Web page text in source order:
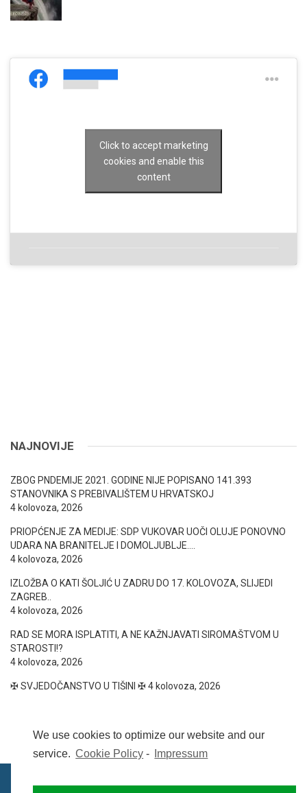
We use cookies to optimize our website and our
service. Cookie Policy - Impressum
Click to accept marketing
cookies and enable this
content
NAJNOVIJE
ZBOG PNDEMIJE 2021. GODINE NIJE POPISANO 141.393
STANOVNIKA S PREBIVALIŠTEM U HRVATSKOJ
4 kolovoza, 2026
PRIOPĆENJE ZA MEDIJE: SDP VUKOVAR UOČI OLUJE PONOVNO
UDARA NA BRANITELJE I DOMOLJUBLJE….
4 kolovoza, 2026
IZLOŽBA O KATI ŠOLJIĆ U ZADRU DO 17. KOLOVOZA, SLIJEDI
ZAGREB..
4 kolovoza, 2026
RAD SE MORA ISPLATITI, A NE KAŽNJAVATI SIROMAŠTVOM U
STAROSTI!?
4 kolovoza, 2026
✠ SVJEDOČANSTVO U TIŠINI ✠ 4 kolovoza, 2026